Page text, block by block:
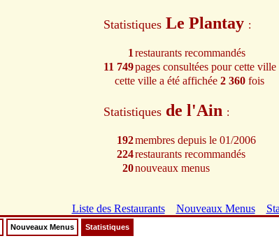
Statistiques Le Plantay :
1 restaurants recommandés
11 749pages consultées pour cette ville
cette ville a été affichée 2 360 fois
Statistiques de l'Ain :
192membres depuis le 01/2006
224restaurants recommandés
20nouveaux menus
Liste des Restaurants Nouveaux Menus
Nouveaux Menus Statistiques